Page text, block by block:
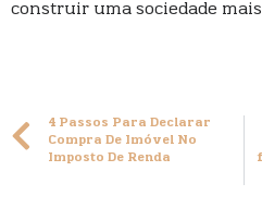
construir uma sociedade
4 Passos Para Declarar
Compra De Imóvel No
Imposto De Renda